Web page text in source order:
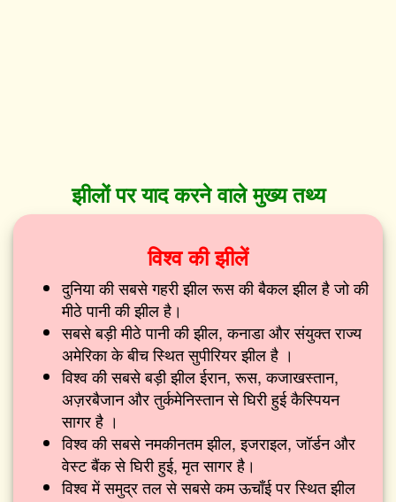
झीलों पर याद करने वाले मुख्य तथ्य
विश्व की झीलें
दुनिया की सबसे गहरी झील रूस की बैकल झील है जो की
मीठे पानी की झील है।
सबसे बड़ी मीठे पानी की झील, कनाडा और संयुक्त राज्य
अमेरिका के बीच स्थित सुपीरियर झील है ।
विश्व की सबसे बड़ी झील ईरान, रूस, कजाखस्तान,
अज़रबैजान और तुर्कमेनिस्तान से घिरी हुई कैस्पियन
सागर है ।
विश्व की सबसे नमकीनतम झील, इजराइल, जॉर्डन और
वेस्ट बैंक से घिरी हुई, मृत सागर है।
विश्व में समुद्र तल से सबसे कम ऊचाँई पर स्थित झील